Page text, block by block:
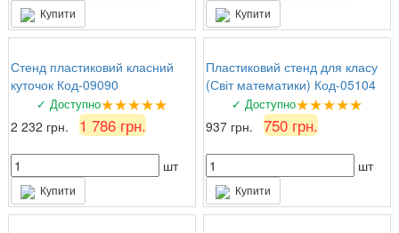
Купити Купити
Стенд пластиковий класний
куточок Код-09090
✓ Доступно★★★★★
2 232 грн. 1 786 грн.
шт
Купити
Пластиковий стенд для класу
(Світ математики) Код-05104
✓ Доступно★★★★★
937 грн. 750 грн.
шт
Купити